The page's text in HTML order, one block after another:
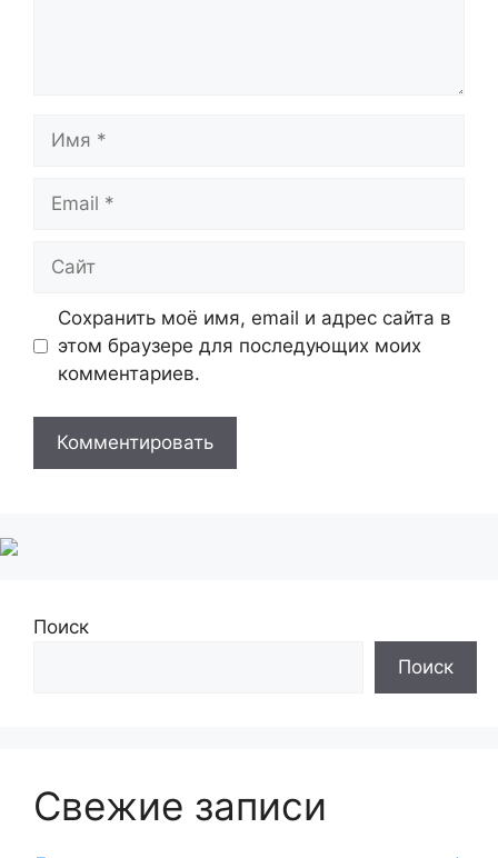
Имя
Email
Сайт
Сохранить моё имя, email и адрес сайта в
этом браузере для последующих моих
комментариев.
Поиск
Поиск
Свежие записи